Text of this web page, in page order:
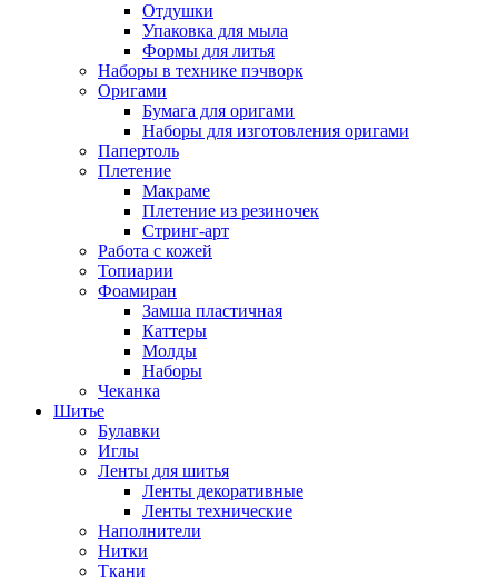
Отдушки
Упаковка для мыла
Формы для литья
Наборы в технике пэчворк
Оригами
Бумага для оригами
Наборы для изготовления оригами
Папертоль
Плетение
Макраме
Плетение из резиночек
Стринг-арт
Работа с кожей
Топиарии
Фоамиран
Замша пластичная
Каттеры
Молды
Наборы
Чеканка
Шитье
Булавки
Иглы
Ленты для шитья
Ленты декоративные
Ленты технические
Наполнители
Нитки
Ткани